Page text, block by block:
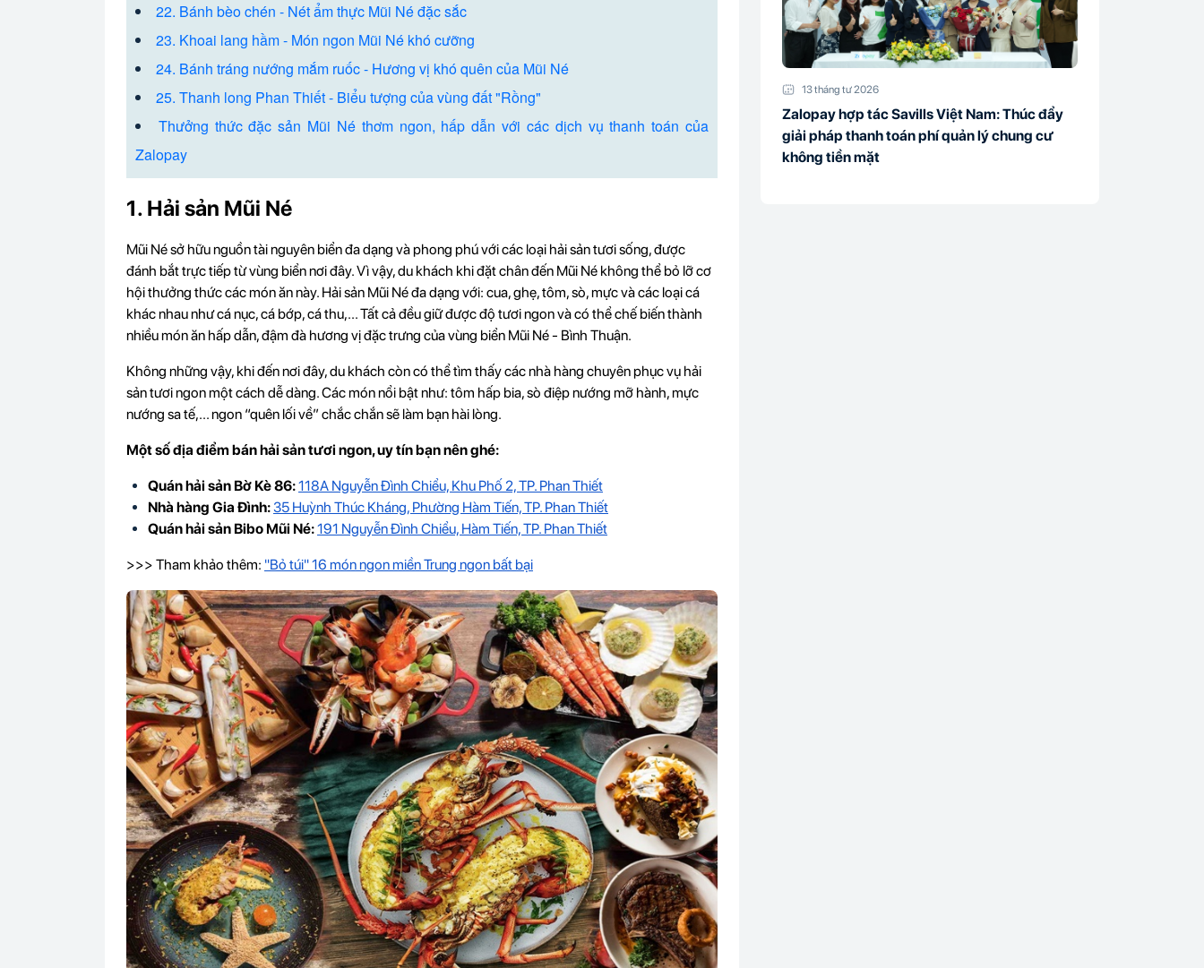
22. Bánh bèo chén - Nét ẩm thực Mũi Né đặc sắc
23. Khoai lang hầm - Món ngon Mũi Né khó cưỡng
24. Bánh tráng nướng mắm ruốc - Hương vị khó quên của Mũi Né
25. Thanh long Phan Thiết - Biểu tượng của vùng đất "Rồng"
Thưởng thức đặc sản Mũi Né thơm ngon, hấp dẫn với các dịch vụ thanh toán của
Zalopay
1. Hải sản Mũi Né
Mũi Né sở hữu nguồn tài nguyên biển đa dạng và phong phú với các loại hải sản tươi sống, được
đánh bắt trực tiếp từ vùng biển nơi đây. Vì vậy, du khách khi đặt chân đến Mũi Né không thể bỏ lỡ cơ
hội thưởng thức các món ăn này. Hải sản Mũi Né đa dạng với: cua, ghẹ, tôm, sò, mực và các loại cá
khác nhau như cá nục, cá bớp, cá thu,... Tất cả đều giữ được độ tươi ngon và có thể chế biến thành
nhiều món ăn hấp dẫn, đậm đà hương vị đặc trưng của vùng biển Mũi Né - Bình Thuận.
Không những vậy, khi đến nơi đây, du khách còn có thể tìm thấy các nhà hàng chuyên phục vụ hải
sản tươi ngon một cách dễ dàng. Các món nổi bật như: tôm hấp bia, sò điệp nướng mỡ hành, mực
nướng sa tế,... ngon “quên lối về” chắc chắn sẽ làm bạn hài lòng.
Một số địa điểm bán hải sản tươi ngon, uy tín bạn nên ghé:
Quán hải sản Bờ Kè 86:118A Nguyễn Đình Chiểu, Khu Phố 2, TP. Phan Thiết
Nhà hàng Gia Đình:35 Huỳnh Thúc Kháng, Phường Hàm Tiến, TP. Phan Thiết
Quán hải sản Bibo Mũi Né:191 Nguyễn Đình Chiểu, Hàm Tiến, TP. Phan Thiết
>>> Tham khảo thêm: "Bỏ túi" 16 món ngon miền Trung ngon bất bại
13 tháng tư 2026
Zalopay hợp tác Savills Việt Nam: Thúc đẩy
giải pháp thanh toán phí quản lý chung cư
không tiền mặt